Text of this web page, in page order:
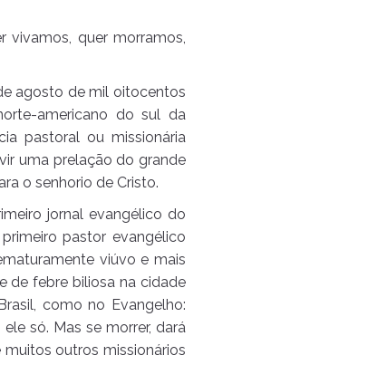
vivamos, quer morramos,
agosto de mil oitocentos
americano do sul da
pastoral ou missionária
uma prelação do grande
o senhorio de Cristo.
jornal evangélico do
pastor evangélico
viúvo e mais
de febre biliosa na cidade
como no Evangelho:
só. Mas se morrer, dará
outros missionários